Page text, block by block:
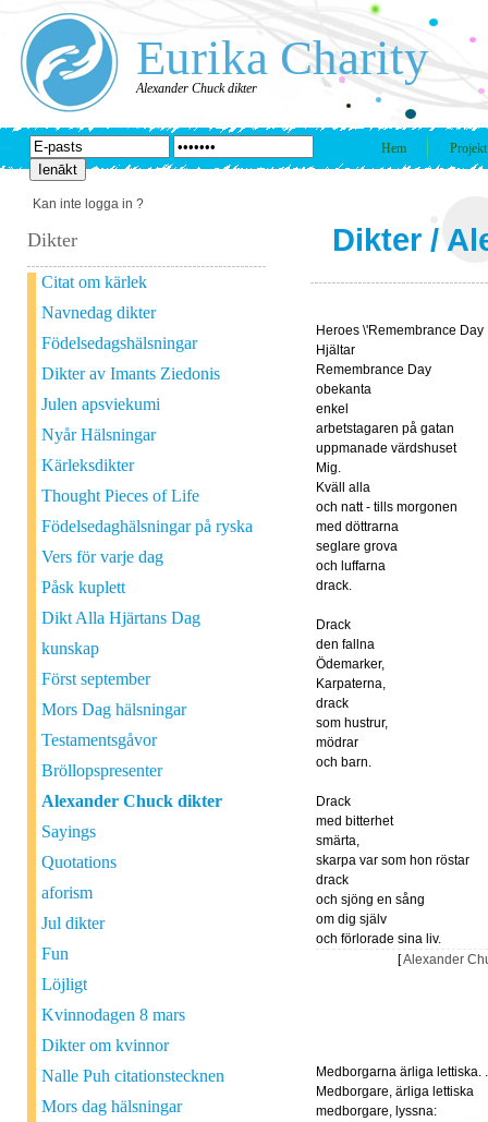
Eurika Charity
Alexander Chuck dikter
Hem Projekt
Kan inte logga in ?
Dikter
Citat om kärlek
Navnedag dikter
Födelsedagshälsningar
Dikter av Imants Ziedonis
Julen apsviekumi
Nyår Hälsningar
Kärleksdikter
Thought Pieces of Life
Födelsedaghälsningar på ryska
Vers för varje dag
Påsk kuplett
Dikt Alla Hjärtans Dag
kunskap
Först september
Mors Dag hälsningar
Testamentsgåvor
Bröllopspresenter
Alexander Chuck dikter
Sayings
Quotations
aforism
Jul dikter
Fun
Löjligt
Kvinnodagen 8 mars
Dikter om kvinnor
Nalle Puh citationstecknen
Mors dag hälsningar
Dikter /
Heroes \'Remembrance Day
Hjältar
Remembrance Day
obekanta
enkel
arbetstagaren på gatan
uppmanade värdshuset
Mig.
Kväll alla
och natt - tills morgonen
med döttrarna
seglare grova
och luffarna
drack.
Drack
den fallna
Ödemarker,
Karpaterna,
drack
som hustrur,
mödrar
och barn.
Drack
med bitterhet
smärta,
skarpa var som hon röstar
drack
och sjöng en sång
om dig själv
och förlorade sina liv.
[Alexander
Medborgarna ärliga lettiska.
Medborgare, ärliga lettiska
medborgare, lyssna: